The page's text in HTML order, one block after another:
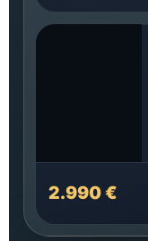
2.990 €